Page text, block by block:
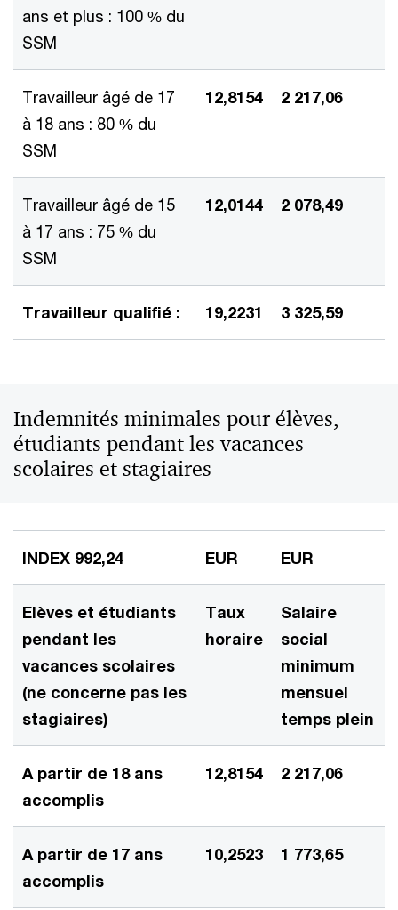
ans et plus : 100 % du
SSM
Travailleur âgé de 17
à 18 ans : 80 % du
SSM
12,8154 2 217,06
Travailleur âgé de 15
à 17 ans : 75 % du
SSM
12,0144 2 078,49
Travailleur qualifié : 19,2231 3 325,59
Indemnités minimales pour élèves,
étudiants pendant les vacances
scolaires et stagiaires
INDEX 992,24 EUR EUR
Elèves et étudiants
pendant les
vacances scolaires
(ne concerne pas les
stagiaires)
Taux
horaire
Salaire
social
minimum
mensuel
temps plein
A partir de 18 ans
accomplis
12,8154 2 217,06
A partir de 17 ans
accomplis
10,2523 1 773,65